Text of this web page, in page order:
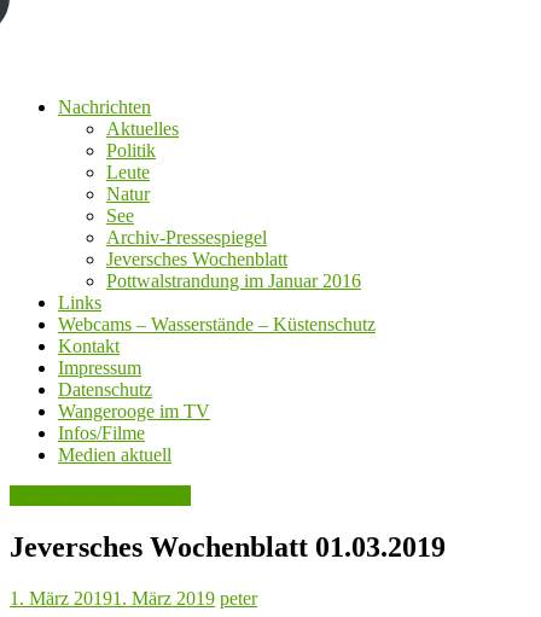
Nachrichten
Aktuelles
Politik
Leute
Natur
See
Archiv-Pressespiegel
Jeversches Wochenblatt
Pottwalstrandung im Januar 2016
Links
Webcams – Wasserstände – Küstenschutz
Kontakt
Impressum
Datenschutz
Wangerooge im TV
Infos/Filme
Medien aktuell
Jeversches Wochenblatt 01.03.2019
1. März 20191. März 2019 peter